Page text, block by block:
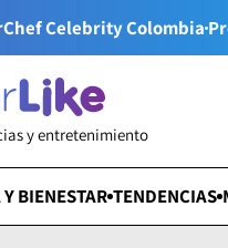
Celebrity Colombia
y entretenimiento
BIENESTAR TENDENCIAS